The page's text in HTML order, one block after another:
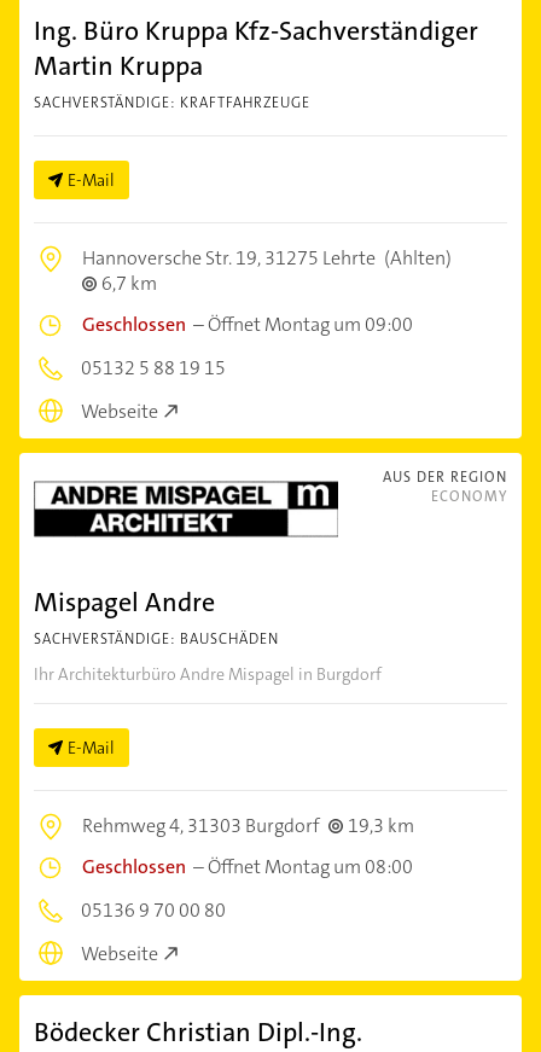
Ing. Büro Kruppa Kfz-Sachverständiger
Martin Kruppa
SACHVERSTÄNDIGE: KRAFTFAHRZEUGE
E-Mail
Hannoversche Str. 19,31275 Lehrte (Ahlten)
6,7 km
Geschlossen –Öffnet Montag um 09:00
05132 5 88 19 15
Webseite
AUS DER REGION
ECONOMY
Mispagel Andre
SACHVERSTÄNDIGE: BAUSCHÄDEN
Ihr Architekturbüro Andre Mispagel in Burgdorf
E-Mail
Rehmweg 4,31303 Burgdorf
19,3 km
Geschlossen –Öffnet Montag um 08:00
05136 9 70 00 80
Webseite
Bödecker Christian Dipl.-Ing.